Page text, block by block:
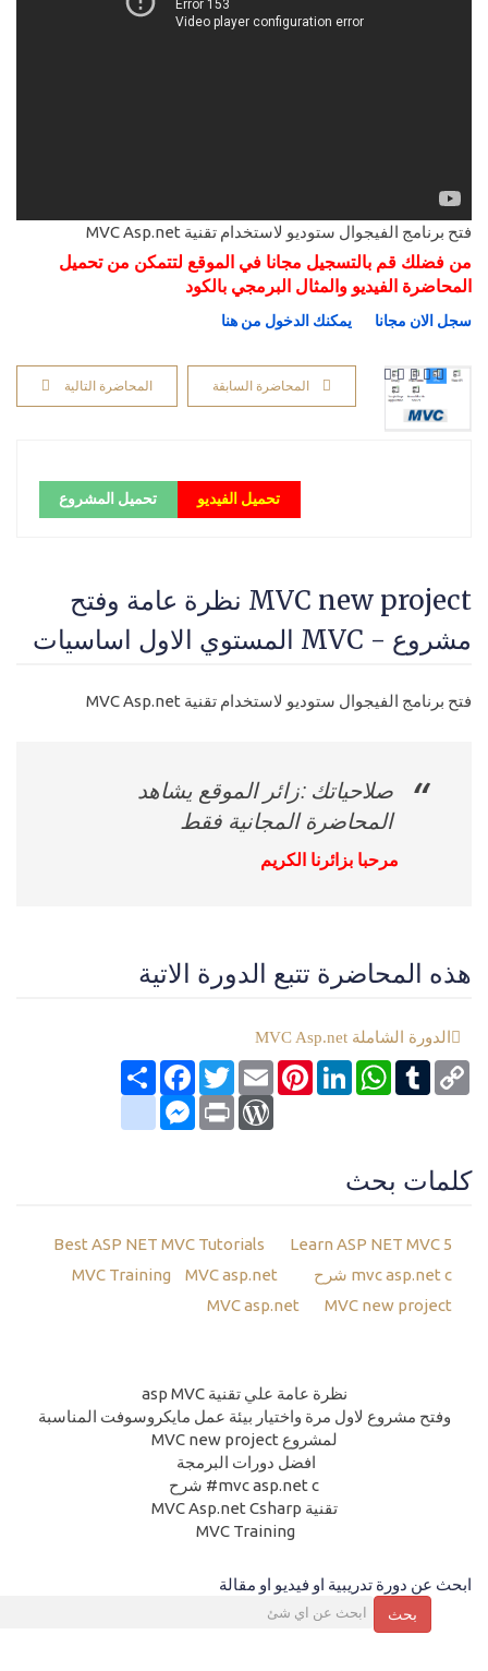
فتح برنامج الفيجوال ستوديو لاستخدام تقنية MVC Asp.net
من فضلك قم بالتسجيل مجانا في الموقع لتتمكن من تحميل
المحاضرة الفيديو والمثال البرمجي بالكود
سجل الان مجانا يمكنك الدخول من هنا
المحاضرة السابقة المحاضرة التالية
تحميل المشروع تحميل الفيديو
MVC new project نظرة عامة وفتح
مشروع - MVC المستوي الاول اساسيات
فتح برنامج الفيجوال ستوديو لاستخدام تقنية MVC Asp.net
صلاحياتك :زائر الموقع يشاهد
المحاضرة المجانية فقط
مرحبا بزائرنا الكريم
هذه المحاضرة تتبع الدورة الاتية
الدورة الشاملة MVC Asp.net
انشر
FacebookTwitterEmail
PinterestLinkedIn
WhatsAppTumblr Copy
Link
google_bookmarksMessenger Print
WordPress
كلمات بحث
Best ASP NET MVC Tutorials
Learn ASP NET MVC 5
mvc asp.net c شرح
MVC asp.net
MVC asp.net
MVC new project
نظرة عامة علي تقنية asp MVC
وفتح مشروع لاول مرة واختيار بيئة عمل مايكروسوفت المناسبة
لمشروع MVC new project
افضل دورات البرمجة
mvc asp.net c# شرح
تقنية MVC Asp.net Csharp
MVC Training
ابحث عن دورة تدريبية او فيديو او مقالة
بحث